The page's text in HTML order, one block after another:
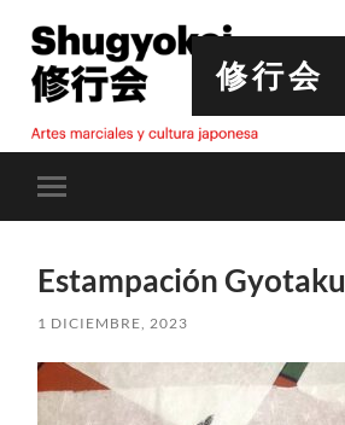
修行会
Alternar
el
Estampación Gyotaku
1 DICIEMBRE, 2023